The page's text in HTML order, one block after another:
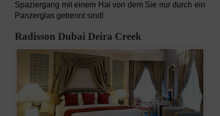
Spaziergang mit einem Hai von dem Sie nur durch ein
Panzerglas getrennt sind!
Radisson Dubai Deira Creek